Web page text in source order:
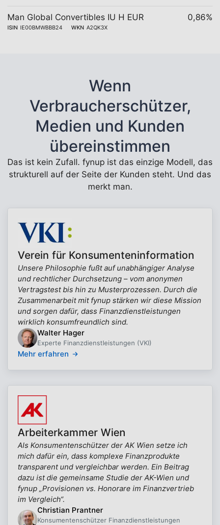
Man Global Convertibles IU H EUR
ISIN IE00BMWBBB24 WKN A2QK3X
0,86%
Wenn
Verbraucherschützer,
Medien und Kunden
übereinstimmen
Das ist kein Zufall. fynup ist das einzige Modell, das
strukturell auf der Seite der Kunden steht. Und das
merkt man.
Verein für Konsumenteninformation
Unsere Philosophie fußt auf unabhängiger Analyse
und rechtlicher Durchsetzung – vom anonymen
Vertragstest bis hin zu Musterprozessen. Durch die
Zusammenarbeit mit fynup stärken wir diese Mission
und sorgen dafür, dass Finanzdienstleistungen
wirklich konsumfreundlich sind.
Walter Hager
Experte Finanzdienstleistungen (VKI)
Mehr erfahren
Arbeiterkammer Wien
Als Konsumentenschützer der AK Wien setze ich
mich dafür ein, dass komplexe Finanzprodukte
transparent und vergleichbar werden. Ein Beitrag
dazu ist die gemeinsame Studie der AK-Wien und
fynup „Provisionen vs. Honorare im Finanzvertrieb
im Vergleich“.
Christian Prantner
Konsumentenschützer Finanzdienstleistungen